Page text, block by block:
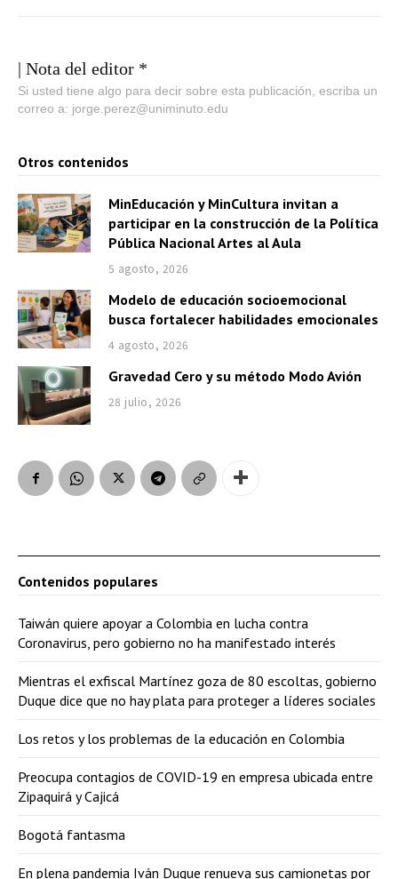
| Nota del editor *
Si usted tiene algo para decir sobre esta publicación, escriba un
correo a: jorge.perez@uniminuto.edu
Otros contenidos
MinEducación y MinCultura invitan a
participar en la construcción de la Política
Pública Nacional Artes al Aula
5 agosto, 2026
Modelo de educación socioemocional
busca fortalecer habilidades emocionales
4 agosto, 2026
Gravedad Cero y su método Modo Avión
28 julio, 2026
Contenidos populares
Taiwán quiere apoyar a Colombia en lucha contra
Coronavirus, pero gobierno no ha manifestado interés
Mientras el exfiscal Martínez goza de 80 escoltas, gobierno
Duque dice que no hay plata para proteger a líderes sociales
Los retos y los problemas de la educación en Colombia
Preocupa contagios de COVID-19 en empresa ubicada entre
Zipaquirá y Cajicá
Bogotá fantasma
En plena pandemia Iván Duque renueva sus camionetas por